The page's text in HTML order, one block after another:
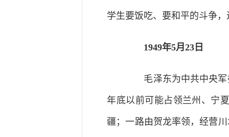
学生要饭吃、要和平的斗争
1949年5月23日
毛泽东为中共中央军
年底以前可能占领兰州、宁
疆；一路由贺龙率领，经营